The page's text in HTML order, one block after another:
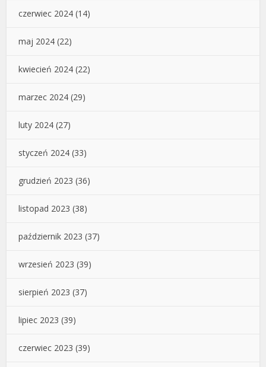
czerwiec 2024 (14)
maj 2024 (22)
kwiecień 2024 (22)
marzec 2024 (29)
luty 2024 (27)
styczeń 2024 (33)
grudzień 2023 (36)
listopad 2023 (38)
październik 2023 (37)
wrzesień 2023 (39)
sierpień 2023 (37)
lipiec 2023 (39)
czerwiec 2023 (39)